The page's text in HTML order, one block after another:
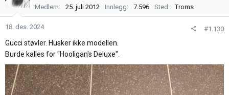
j
o
n
r
:
Medlem 25. juli 2012 Innlegg 7.596 Sted Troms
18. des. 2024 #1.130
Gucci støvler. Husker ikke modellen.
Burde kalles for "Hooligan's Deluxe".